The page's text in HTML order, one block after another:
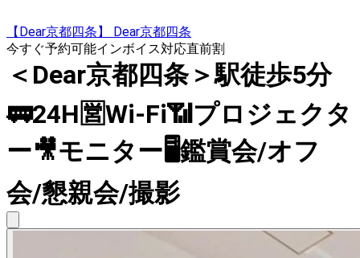
【Dear京都四条】 Dear京都四条
今すぐ予約可能インボイス対応直前割
＜Dear京都四条＞駅徒歩5分
🚃24H🈺Wi-Fi📶プロジェクタ
ー🎥モニター🖥️鑑賞会/オフ
会/懇親会/撮影